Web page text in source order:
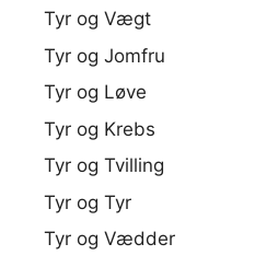
Tyr og Vægt
Tyr og Jomfru
Tyr og Løve
Tyr og Krebs
Tyr og Tvilling
Tyr og Tyr
Tyr og Vædder